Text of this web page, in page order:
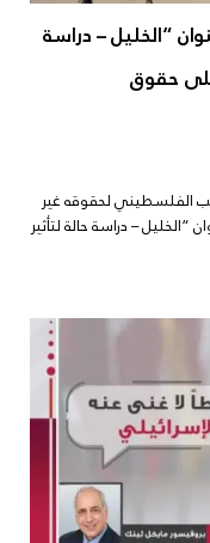
“الخليل – دراسة
على حقوق
الفلسطيني لحقوقه غير
– دراسة حالة لتأثير